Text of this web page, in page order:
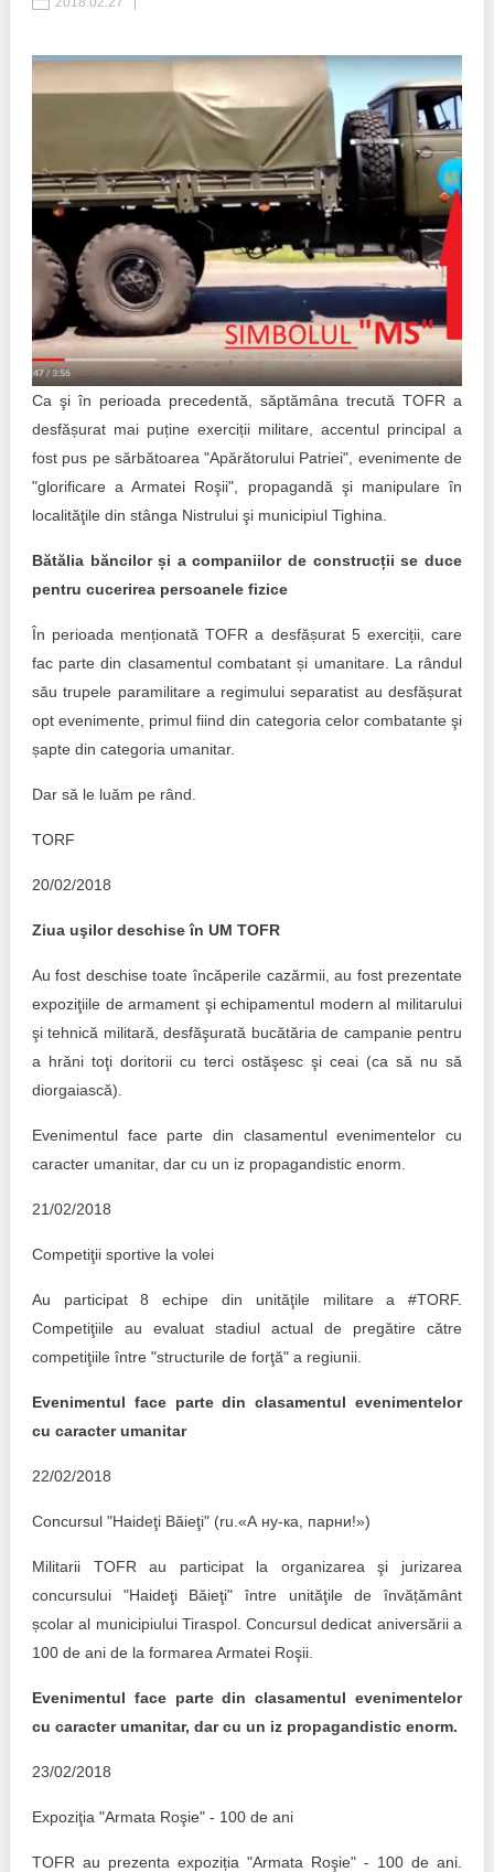
Inițiative în derulare
Inițiative desfășurate
Manual de proceduri
Note & poziții​
Organigrama IDIS
Anunțuri
Consiliul consulativ internațional IDIS
Bunele practici
Laborator sociometric
Transparența guvernării locale
People Watch
Proces democratic
Agenda Națională de Business
Puterea hibridă
Trend Hunter
Aplică la BUNELE PRACTICI
Transparența întreprinderilor de stat
Cele mai bune și cele mai proaste politici locale din
Moldova
publice-cheie din Moldova
Achiziții publice
Achizițiile publice în vizorul societății civile
Ca şi în perioada precedentă, săptămâna trecută TOFR a
desfășurat mai puține exerciții militare, accentul principal a
fost pus pe sărbătoarea "Apărătorului Patriei", evenimente de
"glorificare a Armatei Roşii", propagandă şi manipulare în
localităţile din stânga Nistrului şi municipiul Tighina.
Bătălia băncilor și a companiilor de construcții se duce
pentru cucerirea persoanele fizice
În perioada menționată TOFR a desfășurat 5 exerciții, care
fac parte din clasamentul combatant și umanitare. La rândul
său trupele paramilitare a regimului separatist au desfășurat
opt evenimente, primul fiind din categoria celor combatante şi
șapte din categoria umanitar.
Dar să le luăm pe rând.
TORF
20/02/2018
Ziua uşilor deschise în UM TOFR
Au fost deschise toate încăperile cazărmii, au fost prezentate
expoziţiile de armament şi echipamentul modern al militarului
şi tehnică militară, desfăşurată bucătăria de campanie pentru
a hrăni toţi doritorii cu terci ostăşesc şi ceai (ca să nu să
diorgaiască).
Evenimentul face parte din clasamentul evenimentelor cu
caracter umanitar, dar cu un iz propagandistic enorm.
21/02/2018
Competiţii sportive la volei
Au participat 8 echipe din unităţile militare a #TORF.
Competiţiile au evaluat stadiul actual de pregătire către
competiţiile între "structurile de forţă" a regiunii.
Evenimentul face parte din clasamentul evenimentelor
cu caracter umanitar
22/02/2018
Concursul "Haideţi Băieţi" (ru.«А ну-ка, парни!»)
Militarii TOFR au participat la organizarea şi jurizarea
concursului "Haideţi Băieţi" între unităţile de învățământ
școlar al municipiului Tiraspol. Concursul dedicat aniversării a
100 de ani de la formarea Armatei Roşii.
Evenimentul face parte din clasamentul evenimentelor
cu caracter umanitar, dar cu un iz propagandistic enorm.
23/02/2018
Expoziţia "Armata Roşie" - 100 de ani
TOFR au prezenta expoziția "Armata Roşie" - 100 de ani.